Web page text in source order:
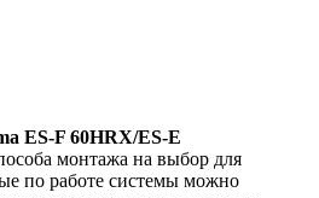
ES-F 60HRX/ES-E
монтажа на выбор для
по работе системы можно